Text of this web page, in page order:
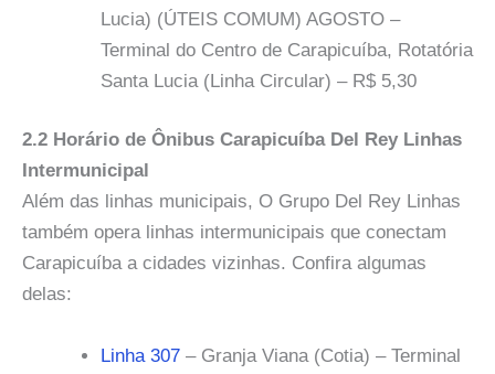
Lucia) (ÚTEIS COMUM) AGOSTO –
Terminal do Centro de Carapicuíba, Rotatória
Santa Lucia (Linha Circular) – R$ 5,30
2.2 Horário de Ônibus Carapicuíba Del Rey Linhas
Intermunicipal
Além das linhas municipais, O Grupo Del Rey Linhas
também opera linhas intermunicipais que conectam
Carapicuíba a cidades vizinhas. Confira algumas
delas:
Linha 307 – Granja Viana (Cotia) – Terminal